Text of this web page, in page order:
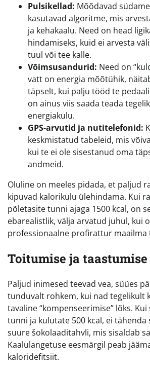
Pulsikellad: Mõõdavad
kasutavad algoritme, mis
ja kehakaalu. Need on head
hindamiseks, kuid ei arvesta
tuul või tee kalle.
Võimsusandurid: Need on
vatt on energia mõõtühik,
täpselt, kui palju tööd te
on ainus viis saada teada
energiakulu.
GPS-arvutid ja nutitelefonid:
keskmistatud tabeleid, mis
kui te ei ole sisestanud oma
andmeid.
Oluline on meeles pidada, et paljud
kipuvad kalorikulu ülehindama. Kui
põletasite tunni ajaga 1500 kcal, on
ebarealistlik, välja arvatud juhul, kui
professionaalne profirattur maailma
Toitumise ja
Paljud inimesed teevad vea, süües
tunduvalt rohkem, kui nad tegelikult
tavaline “kompenseerimise” lõks.
tunni ja kulutate 500 kcal, ei tähenda
suure šokolaaditahvli, mis sisaldab
Kaalulangetuse eesmärgil peab
kaloridefitsiit.